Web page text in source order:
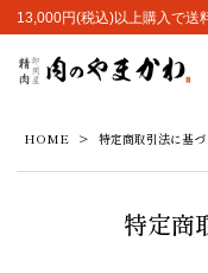
13,000円(税込)以上購入で送
HOME 特定商取引法に基
特定商